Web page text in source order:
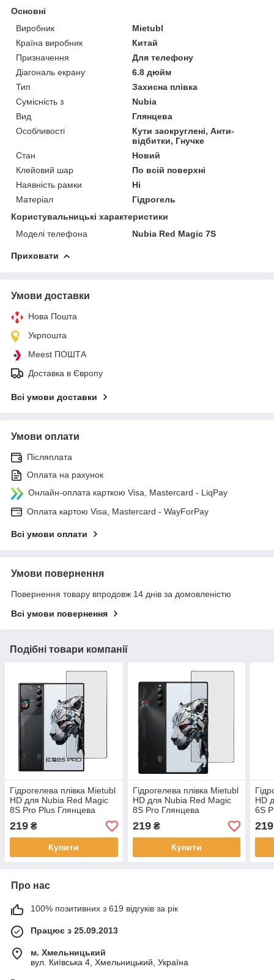
Основні
Виробник
Mietubl
Країна виробник
Китай
Призначення
Для телефону
Діагональ екрану
6.8 дюйм
Тип
Захисна плівка
Сумісність з
Nubia
Вид
Глянцева
Особливості
Кути заокруглені, Анти-
відбитки, Гнучке
Стан
Новий
Клейовий шар
По всій поверхні
Наявність рамки
Ні
Матеріал
Гідрогель
Користувальницькі характеристики
Моделі телефона
Nubia Red Magic 7S
Приховати
Умови доставки
Нова Пошта
Укрпошта
Meest ПОШТА
Доставка в Європу
Всі умови доставки
Умови оплати
Післяплата
Оплата на рахунок
Онлайн-оплата карткою Visa, Mastercard - LiqPay
Оплата картою Visa, Mastercard - WayForPay
Всі умови оплати
Умови повернення
Повернення товару впродовж 14 днів за домовленістю
Всі умови повернення
Подібні товари компанії
Гідрогелева плівка Mietubl
HD для Nubia Red Magic
8S Pro Plus Глянцева
219 ₴
Купити
Гідрогелева плівка Mietubl
HD для Nubia Red Magic
8S Pro Глянцева
219₴
Купити
HD
6S
219
Про нас
100% позитивних з 619 відгуків за рік
Працює з 25.09.2013
м. Хмельницький
вул. Київська 4, Хмельницький, Україна